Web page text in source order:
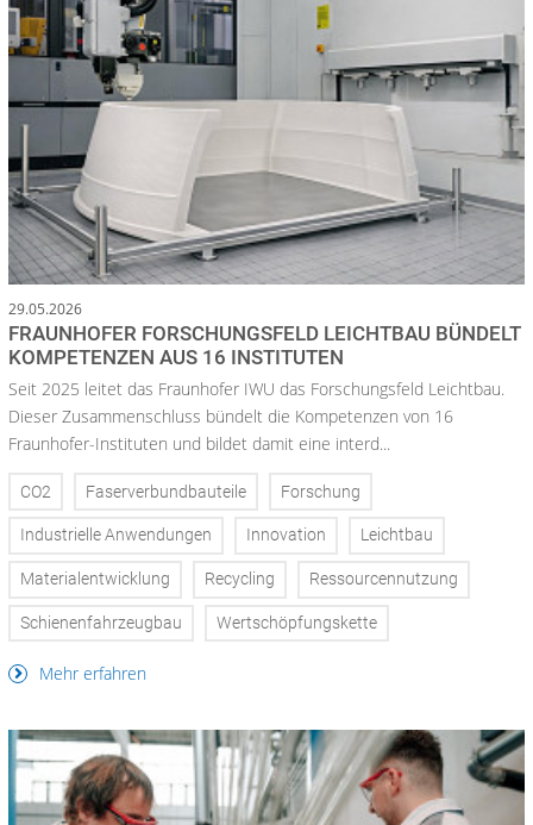
29.05.2026
FRAUNHOFER FORSCHUNGSFELD LEICHTBAU BÜNDELT
KOMPETENZEN AUS 16 INSTITUTEN
Seit 2025 leitet das Fraunhofer IWU das Forschungsfeld Leichtbau.
Dieser Zusammenschluss bündelt die Kompetenzen von 16
Fraunhofer-Instituten und bildet damit eine interd...
CO2 Faserverbundbauteile Forschung
Industrielle Anwendungen Innovation Leichtbau
Materialentwicklung Recycling Ressourcennutzung
Schienenfahrzeugbau Wertschöpfungskette
Mehr erfahren